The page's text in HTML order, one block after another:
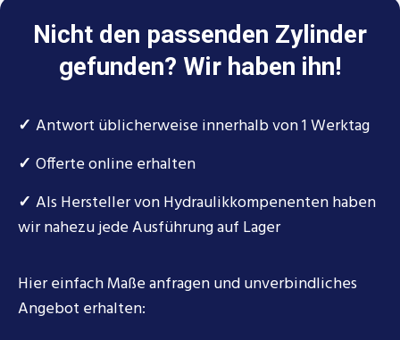
Nicht den passenden Zylinder
gefunden? Wir haben ihn!
✓ Antwort üblicherweise innerhalb von 1 Werktag
✓ Offerte online erhalten
✓ Als Hersteller von Hydraulikkompenenten haben
wir nahezu jede Ausführung auf Lager
Hier einfach Maße anfragen und unverbindliches
Angebot erhalten: